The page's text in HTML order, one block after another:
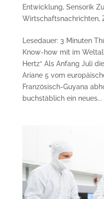
Entwicklung, Sensorik
Wirtschaftsnachrichten,
Lesedauer: 3 Minuten
Know-how mit im
Hertz“ Als Anfang Juli
Ariane 5 vom
Französisch-Guyana
buchstäblich ein neues...